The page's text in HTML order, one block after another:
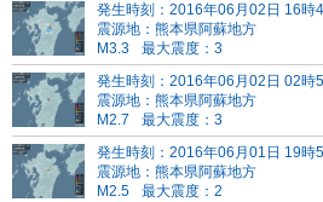
発生時刻：2016年06月02日 16時
震源地：熊本県阿蘇地方
M3.3
最大震度：3
発生時刻：2016年06月02日 02時
震源地：熊本県阿蘇地方
M2.7
最大震度：3
発生時刻：2016年06月01日 19時
震源地：熊本県阿蘇地方
M2.5
最大震度：2